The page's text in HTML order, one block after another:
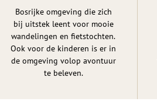
Bosrijke omgeving die zich
bij uitstek leent voor mooie
wandelingen en fietstochten.
Ook voor de kinderen is er in
de omgeving volop avontuur
te beleven.